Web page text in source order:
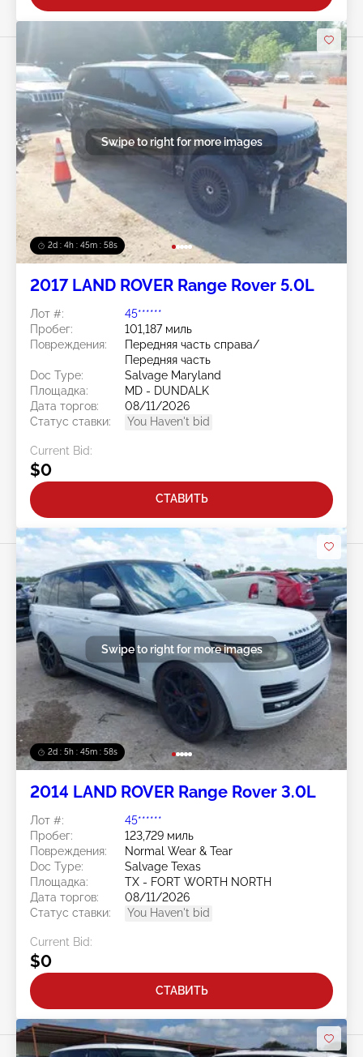
2d : 4h : 45m : 56s
Swipe to right for more images
2017 LAND ROVER Range Rover 5.0L
Лот #:
45******
Пробег:
101,187 миль
Повреждения:
Передняя часть справа/
Передняя часть
Doc Type:
Salvage Maryland
Площадка:
MD - DUNDALK
Дата торгов:
08/11/2026
Статус ставки:
You Haven't bid
Current Bid:
$0
СТАВИТЬ
2d : 5h : 45m : 56s
Swipe to right for more images
2014 LAND ROVER Range Rover 3.0L
Лот #:
45******
Пробег:
123,729 миль
Повреждения:
Normal Wear & Tear
Doc Type:
Salvage Texas
Площадка:
TX - FORT WORTH NORTH
Дата торгов:
08/11/2026
Статус ставки:
You Haven't bid
Current Bid:
$0
СТАВИТЬ